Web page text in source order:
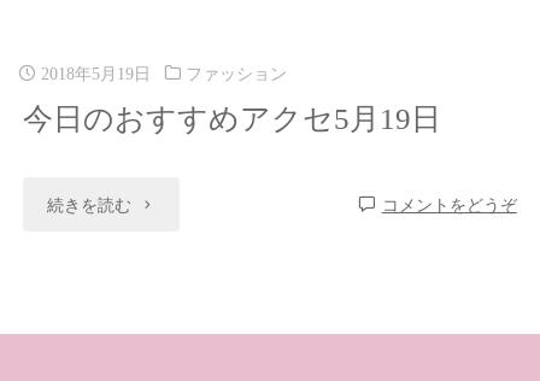
2018年5月19日 ファッション
今日のおすすめアクセ5月19日
続きを読む コメントをどうぞ